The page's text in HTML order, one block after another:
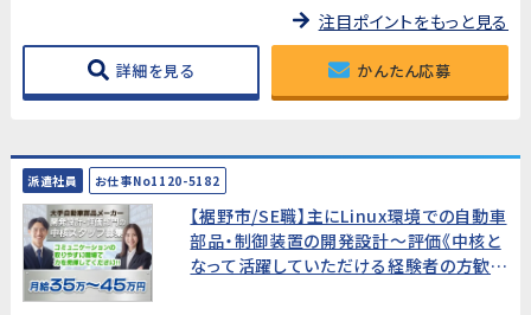
注目ポイントをもっと見る
詳細を見る かんたん応募
派遣社員 お仕事No1120-5182
【裾野市/SE職】主にLinux環境での自動車
部品・制御装置の開発設計～評価《中核と
なって活躍していただける経験者の方歓